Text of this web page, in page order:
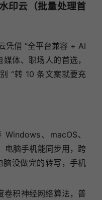
印云（批量处理首
凭借 “全平台兼容 + AI
体、职场人的首选，
“转 10 条文案就要充
、macOS、
电脑手机能同步用，跨
脑没做完的转写，手机
卷积神经网络算法，普